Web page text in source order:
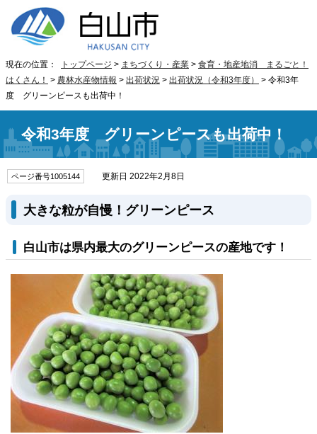
現在の位置： トップページ > まちづくり・産業 > 食育・地産地消 まるごと！
はくさん！ > 農林水産物情報 > 出荷状況 > 出荷状況（令和3年度）
> 令和3年
度 グリーンピースも出荷中！
令和3年度 グリーンピースも出荷中！
ページ番号1005144 更新日 2022年2月8日
大きな粒が自慢！グリーンピース
白山市は県内最大のグリーンピースの産地です！